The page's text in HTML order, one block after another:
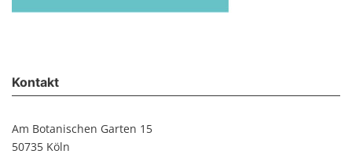
Kontakt
Am Botanischen Garten 15
50735 Köln